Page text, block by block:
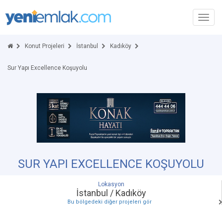
Konut Projeleri İstanbul Kadıköy
Sur Yapı Excellence Koşuyolu
SUR YAPI EXCELLENCE KOŞUYOLU
Lokasyon
İstanbul / Kadıköy
Bu bölgedeki diğer projeleri gör